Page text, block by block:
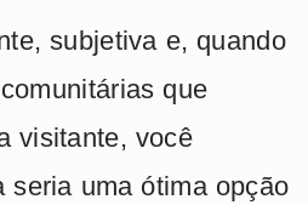
subjetiva e, quando
que
visitante, você
seria uma ótima opção